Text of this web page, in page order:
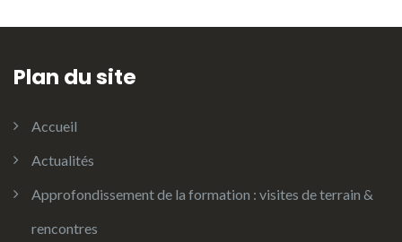
Plan du site
Accueil
Actualités
Approfondissement de la formation : visites de terrain &
rencontres